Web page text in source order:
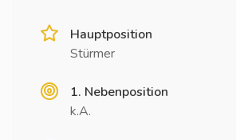
Hauptposition
Stürmer
1. Nebenposition
k.A.